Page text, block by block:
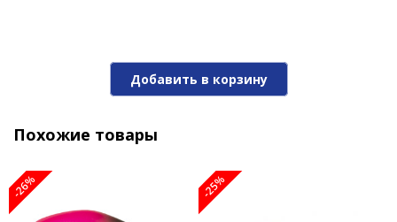
Воблер Jackall Chubby 38 SSR 335 matt tiger
Добавить в корзину
Похожие товары
-26% -25%